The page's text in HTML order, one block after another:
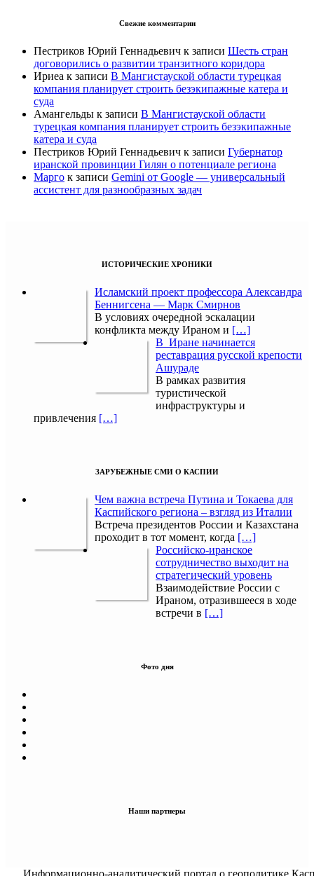
Свежие комментарии
Пестриков Юрий Геннадьевич к записи Шесть стран
договорились о развитии транзитного коридора
Ириеа к записи В Мангистауской области турецкая
компания планирует строить безэкипажные катера и
суда
Амангельды к записи В Мангистауской области
турецкая компания планирует строить безэкипажные
катера и суда
Пестриков Юрий Геннадьевич к записи Губернатор
иранской провинции Гилян о потенциале региона
Марго к записи Gemini от Google — универсальный
ассистент для разнообразных задач
ИСТОРИЧЕСКИЕ ХРОНИКИ
Исламский проект профессора Александра
Беннигсена — Марк Смирнов
В условиях очередной эскалации
конфликта между Ираном и […]
В Иране начинается
реставрация русской крепости
Ашураде
В рамках развития
туристической
инфраструктуры и
привлечения […]
ЗАРУБЕЖНЫЕ СМИ О КАСПИИ
Чем важна встреча Путина и Токаева для
Каспийского региона – взгляд из Италии
Встреча президентов России и Казахстана
проходит в тот момент, когда […]
Российско-иранское
сотрудничество выходит на
стратегический уровень
Взаимодействие России с
Ираном, отразившееся в ходе
встречи в […]
Фото дня
Наши партнеры
Информационно-аналитический портал о геополитике